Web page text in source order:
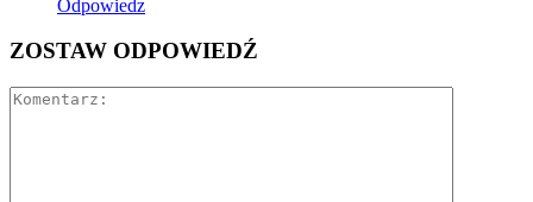
Odpowiedz
ZOSTAW ODPOWIEDŹ